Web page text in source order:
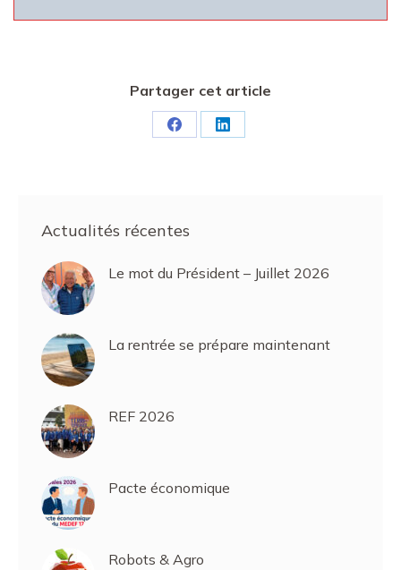
Partager cet article
PartagerPartager
Actualités récentes
Le mot du Président – Juillet 2026
La rentrée se prépare maintenant
REF 2026
Pacte économique
Robots & Agro